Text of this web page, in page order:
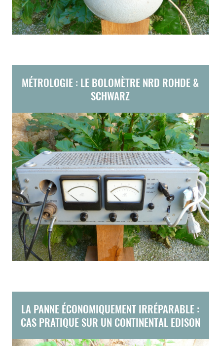
MÉTROLOGIE : LE BOLOMÈTRE NRD ROHDE &
SCHWARZ
LA PANNE ÉCONOMIQUEMENT IRRÉPARABLE :
CAS PRATIQUE SUR UN CONTINENTAL EDISON